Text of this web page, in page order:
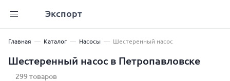
Экспорт
Главная Каталог Насосы Шестеренный насос
Шестеренный насос в Петропавловске
299 товаров